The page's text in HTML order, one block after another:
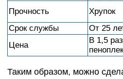
Прочность
Хрупок
Срок службы
От 25
Цена
В 1,5
Таким образом, можно